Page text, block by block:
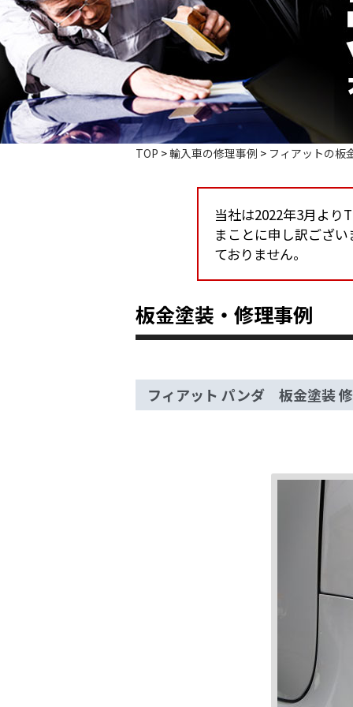
TOP >輸入車の修理事例 > フィアットの板
当社は2022年3月より
まことに申し訳ござ
ておりません。
板金塗装・修理事例
フィアット パンダ 板金塗装